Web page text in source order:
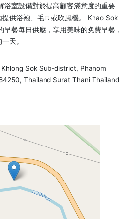
浴室設備對於提高顧客滿意度的重要
供浴袍、毛巾或吹風機。 Khao Sok
早餐每日供應，享用美味的免費早餐，
天。
Khlong Sok Sub-district, Phanom
Thailand Surat Thani Thailand